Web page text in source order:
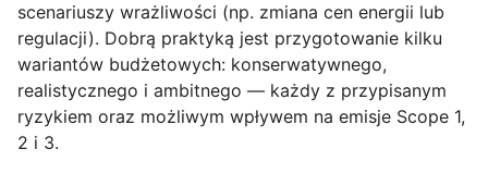
scenariuszy wrażliwości (np. zmiana cen energii lub
regulacji). Dobrą praktyką jest przygotowanie kilku
wariantów budżetowych: konserwatywnego,
realistycznego i ambitnego — każdy z przypisanym
ryzykiem oraz możliwym wpływem na emisje Scope 1,
2 i 3.